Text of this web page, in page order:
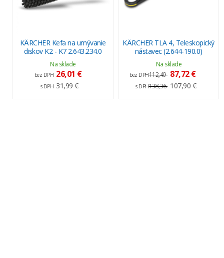
KÄRCHER Kefa na umývanie
diskov K2 - K7 2.643.234.0
Na sklade
bez DPH 26,01 €
s DPH 31,99 €
KÄRCHER TLA 4, Teleskopický
nástavec (2.644-190.0)
Na sklade
bez DPH112,49 87,72 €
s DPH138,36 107,90 €